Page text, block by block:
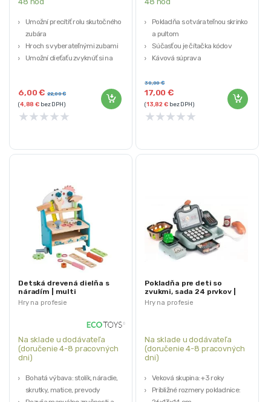
Umožní precítiť rolu skutočného
zubára
Hroch s vyberateľnými zubami
Umožní dieťaťu zvyknúť si na
6,00€ 22,00€
(4,88€ bez DPH)
★★★★★
Pokladňa s otvárateľnou skrinkou
a pultom
Súčasťou je čítačka kódov
Kávová súprava
Hracie peniaze a mince
17,00€
30,00€
(13,82€bez DPH)
★★★★★
Hry na profesie
Detská drevená dielňa s
náradím | multi
Na sklade u dodávateľa
(doručenie 4-8 pracovných
dni)
Bohatá výbava: stolík, náradie,
skrutky, matice, prevody
Hry na profesie
Pokladňa pre deti so
zvukmi, sada 24 prvkov |
HC483431
Na sklade u dodávateľa
(doručenie 4-8 pracovných
dni)
Veková skupina: +3 roky
Približné rozmery pokladnice: